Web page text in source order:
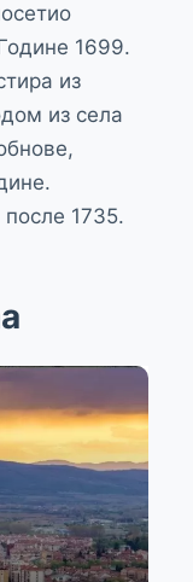
1699.
из
из села
после 1735.